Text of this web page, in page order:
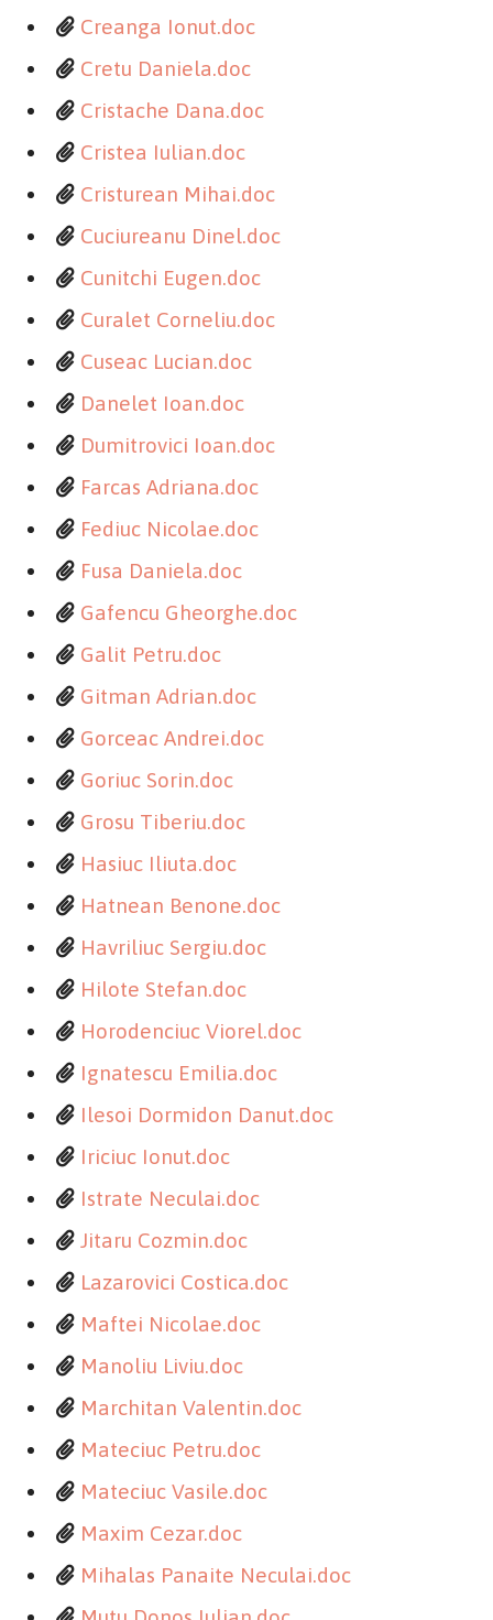
Creanga Ionut.doc
Cretu Daniela.doc
Cristache Dana.doc
Cristea Iulian.doc
Cristurean Mihai.doc
Cuciureanu Dinel.doc
Cunitchi Eugen.doc
Curalet Corneliu.doc
Cuseac Lucian.doc
Danelet Ioan.doc
Dumitrovici Ioan.doc
Farcas Adriana.doc
Fediuc Nicolae.doc
Fusa Daniela.doc
Gafencu Gheorghe.doc
Galit Petru.doc
Gitman Adrian.doc
Gorceac Andrei.doc
Goriuc Sorin.doc
Grosu Tiberiu.doc
Hasiuc Iliuta.doc
Hatnean Benone.doc
Havriliuc Sergiu.doc
Hilote Stefan.doc
Horodenciuc Viorel.doc
Ignatescu Emilia.doc
Ilesoi Dormidon Danut.doc
Iriciuc Ionut.doc
Istrate Neculai.doc
Jitaru Cozmin.doc
Lazarovici Costica.doc
Maftei Nicolae.doc
Manoliu Liviu.doc
Marchitan Valentin.doc
Mateciuc Petru.doc
Mateciuc Vasile.doc
Maxim Cezar.doc
Mihalas Panaite Neculai.doc